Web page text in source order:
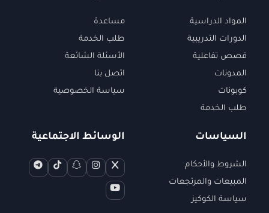
المواد الدراسية
الدورات التدريبية
قصص تفاعلية
المدونات
كوبونات
طلب الخدمة
مساعدة
طلب الخدمة
الأسئلة الشائعة
اتصل بنا
سياسة الخصوصية
السياسات
الشروط والأحكام
المبيعات والمرتجعات
سياسة الكوكيز
الوسائط الاجتماعية